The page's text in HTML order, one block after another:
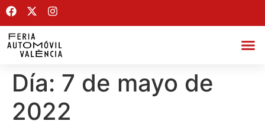
Día: 7 de mayo de
2022